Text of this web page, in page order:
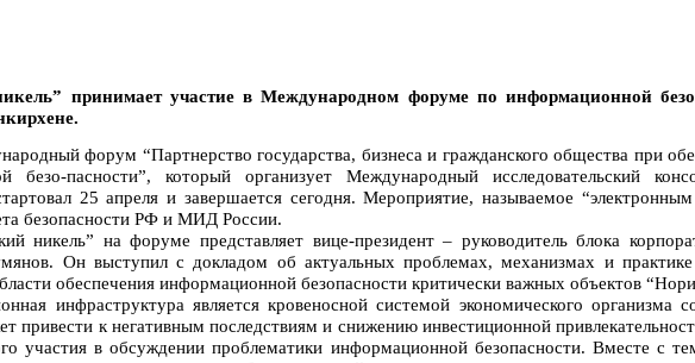
принимает участие в Международном форуме по информационной
форум “Партнерство государства, бизнеса и гражданского общества при
безо-пасности”, который организует Международный исследовательский
25 апреля и завершается сегодня. Мероприятие, называемое
безопасности РФ и МИД России.
никель” на форуме представляет вице-президент – руководитель блока
Он выступил с докладом об актуальных проблемах, механизмах и практике
обеспечения информационной безопасности критически важных объектов
инфраструктура является кровеносной системой экономического организма
привести к негативным последствиям и снижению инвестиционной
участия в обсуждении проблематики информационной безопасности. Вместе с